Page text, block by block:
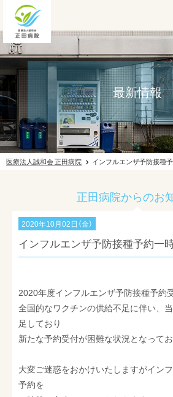
HOME
人間ドック・健康診断
内視鏡
外来案内
入院案内
リハビリテーション
ドクターズコスメ
採用情報
お問い合わせ
最新情報
医療法人誠和会 正田病院 インフルエンザ予防接種
正田病院からのお
2020年10月02日（金）
インフルエンザ予防接種予約一
2020年度インフルエンザ予防接種予約
全国的なワクチンの供給不足に伴い、
足しており
新たな予約受付が困難な状況となってお
大変ご迷惑をおかけいたしますがイン
予約を